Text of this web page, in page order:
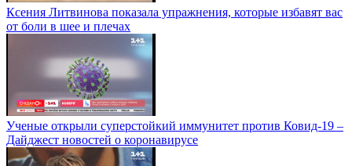
Ксения Литвинова показала упражнения, которые избавят вас
от боли в шее и плечах
Ученые открыли суперстойкий иммунитет против Ковид-19 –
Дайджест новостей о коронавирусе